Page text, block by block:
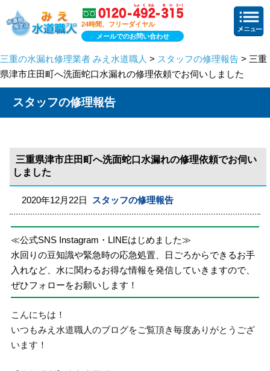
24時間、フリーダイヤル
メールでのお問い合わせ
三重の水漏れ修理業者 みえ水道職人 > スタッフの修理報告 > 三重
県津市庄田町へ洗面蛇口水漏れの修理依頼でお伺いしました
スタッフの修理報告
三重県津市庄田町へ洗面蛇口水漏れの修理依頼でお伺い
しました
2020年12月22日 スタッフの修理報告
≪公式SNS Instagram・LINEはじめました≫
水回りの豆知識や緊急時の応急処置、日ごろからできるお手
入れなど、水に関わるお得な情報を発信していきますので、
ぜひフォローをお願いします！
こんにちは！
いつもみえ水道職人のブログをご覧頂き毎度ありがとうござ
います！